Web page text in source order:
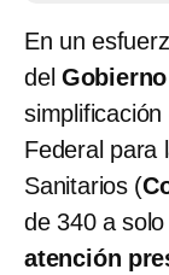
En un
del
Federal para
Sanitarios (
de 340 a
atención